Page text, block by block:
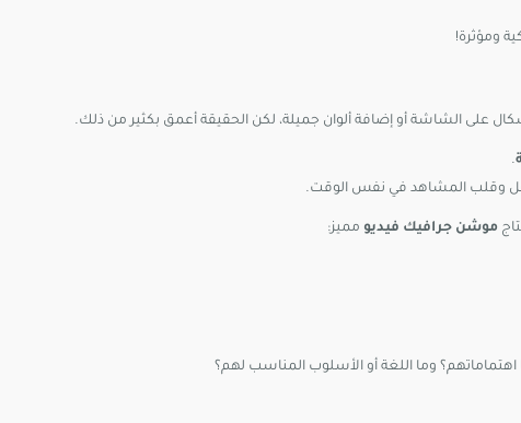
ومؤثرة!
على الشاشة أو إضافة ألوان جميلة، لكن الحقيقة أعمق بكثير من ذلك.
.
وقلب المشاهد في نفس الوقت.
موشن جرافيك فيديو مميز:
وما اللغة أو الأسلوب المناسب لهم؟